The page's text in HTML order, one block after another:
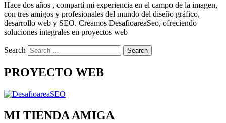
Hace dos años , compartí mi experiencia en el campo de la imagen,
con tres amigos y profesionales del mundo del diseño gráfico,
desarrollo web y SEO. Creamos DesafioareaSeo, ofreciendo
soluciones integrales en proyectos web
Search
PROYECTO WEB
MI TIENDA AMIGA